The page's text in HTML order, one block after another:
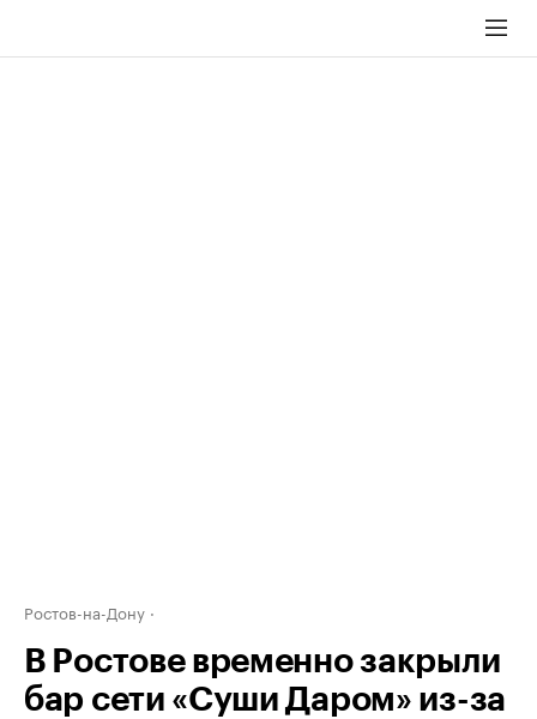
Ростов-на-Дону
В Ростове временно закрыли
бар сети «Суши Даром» из-за